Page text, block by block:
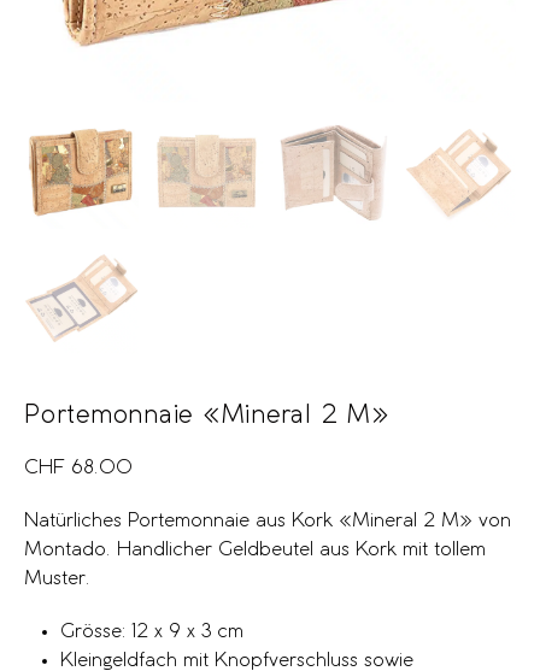
Portemonnaie «Mineral 2 M»
CHF 68.00
Natürliches Portemonnaie aus Kork «Mineral 2 M» von
Montado. Handlicher Geldbeutel aus Kork mit tollem
Muster.
Grösse: 12 x 9 x 3 cm
Kleingeldfach mit Knopfverschluss sowie